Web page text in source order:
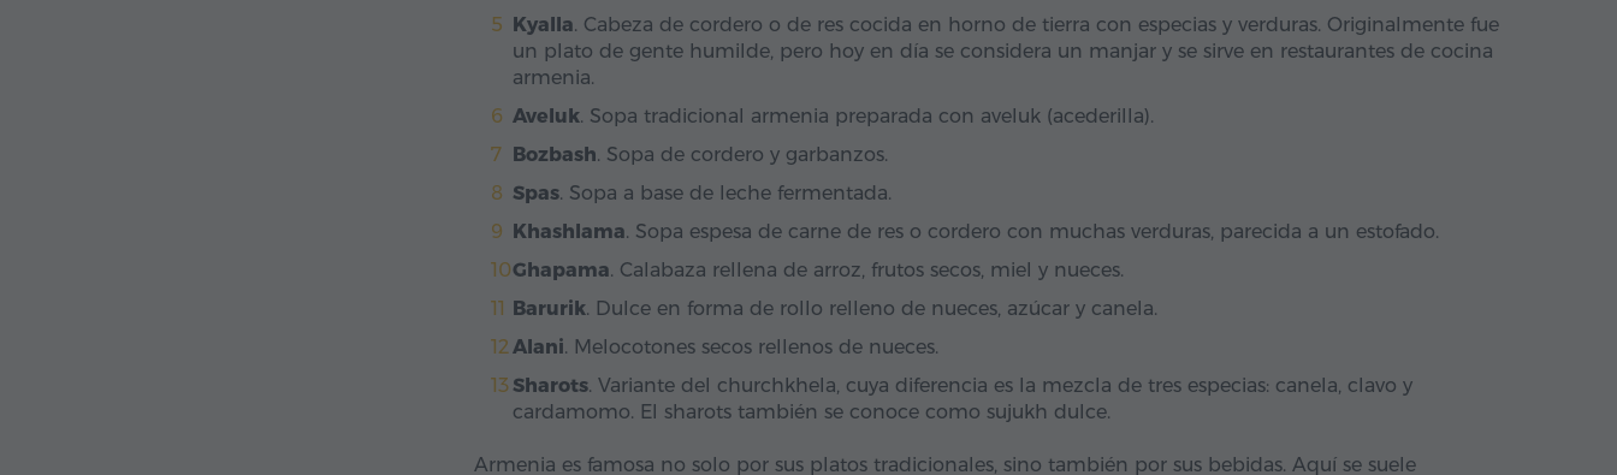
Kyalla. Cabeza de cordero o de res cocida en horno de tierra con especias y verduras. Originalmente fue
un plato de gente humilde, pero hoy en día se considera un manjar y se sirve en restaurantes de cocina
armenia.
Aveluk. Sopa tradicional armenia preparada con aveluk (acederilla).
Bozbash. Sopa de cordero y garbanzos.
Spas. Sopa a base de leche fermentada.
Khashlama. Sopa espesa de carne de res o cordero con muchas verduras, parecida a un estofado.
Ghapama. Calabaza rellena de arroz, frutos secos, miel y nueces.
Barurik. Dulce en forma de rollo relleno de nueces, azúcar y canela.
Alani. Melocotones secos rellenos de nueces.
Sharots. Variante del churchkhela, cuya diferencia es la mezcla de tres especias: canela, clavo y
cardamomo. El sharots también se conoce como sujukh dulce.
Armenia es famosa no solo por sus platos tradicionales, sino también por sus bebidas. Aquí se suele